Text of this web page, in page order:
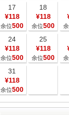
17
¥118
余位500
18
¥118
余位500
24
¥118
余位500
25
¥118
余位500
31
¥118
余位500